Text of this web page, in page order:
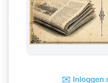
✉️ Inloggen